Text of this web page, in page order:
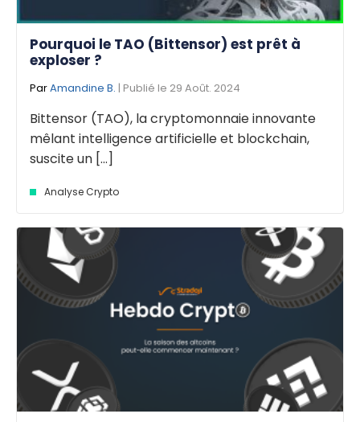
Pourquoi le TAO (Bittensor) est prêt à
exploser ?
ParAmandine B. | Publié le 29 Août. 2024
Bittensor (TAO), la cryptomonnaie innovante
mêlant intelligence artificielle et blockchain,
suscite un [...]
Analyse Crypto